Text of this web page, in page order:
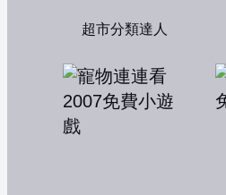
超市分類達人